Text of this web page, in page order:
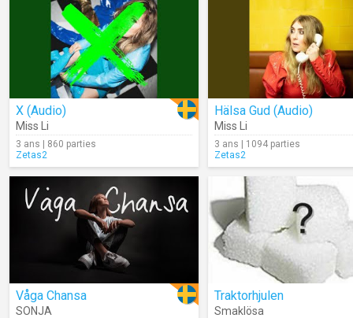
X (Audio)
Miss Li
3 ans | 860 parties
Zetas2
Hälsa Gud (Audio)
Miss Li
3 ans | 1094 parties
Zetas2
Våga Chansa
SONJA
Traktorhjulen
Smaklösa